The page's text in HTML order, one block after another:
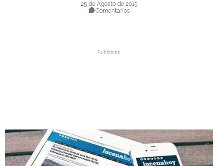
NECROLÓGICAS
25 de Agosto de 2015
Comentarios